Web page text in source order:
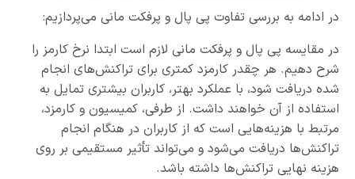
در ادامه به بررسی تفاوت پی پال و پرفکت مانی می‌پردازیم:
در مقایسه پی پال و پرفکت مانی لازم است ابتدا نرخ کارمز را
شرح ‌دهیم. هر چقدر کارمزد کمتری برای تراکنش‌های انجام
شده دریافت شود، با عملکرد بهتر، کاربران بیشتری تمایل به
استفاده از آن خواهند داشت. از طرفی، کمیسیون و کارمزد،
مرتبط با هزینه‌هایی است که از کاربران در هنگام انجام
تراکنش‌ها دریافت می‌شود و می‌تواند تأثیر مستقیمی بر روی
هزینه نهایی تراکنش‌ها داشته باشد.